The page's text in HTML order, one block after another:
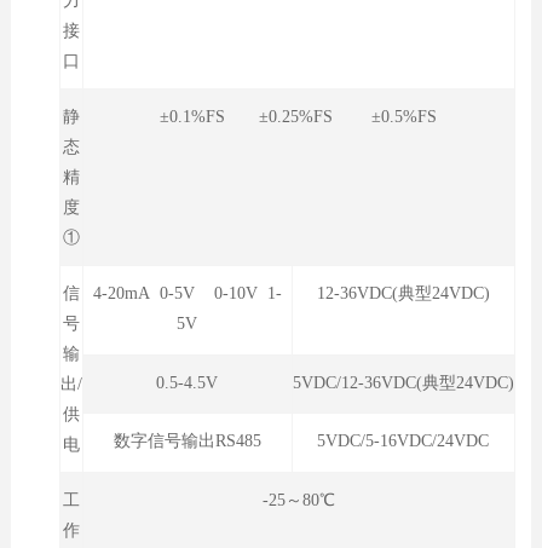
接
口
静
态
精
度
①
±0.1%FS ±0.25%FS ±0.5%FS
信
号
输
出/
供
电
4-20mA 0-5V 0-10V 1-
5V
12-36VDC(典型24VDC)
0.5-4.5V 5VDC/12-36VDC(典型24VDC)
数字信号输出RS485 5VDC/5-16VDC/24VDC
工
作
-25～80℃